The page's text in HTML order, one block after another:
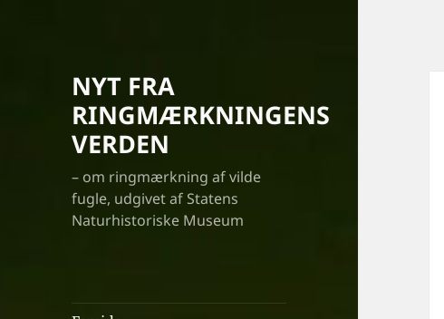
NYT FRA
RINGMÆRKNINGENS
VERDEN
– om ringmærkning af vilde
fugle, udgivet af Statens
Naturhistoriske Museum